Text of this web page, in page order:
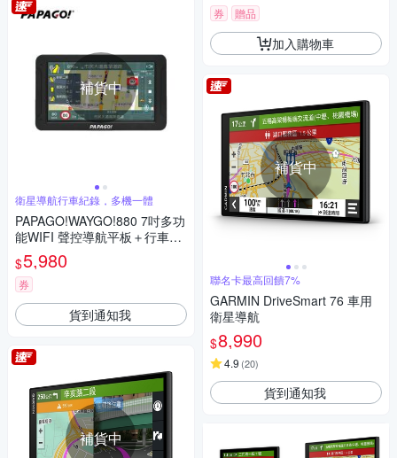
補貨中
衛星導航行車紀錄，多機一體
PAPAGO!WAYGO!880 7吋多功
能WIFI 聲控導航平板＋行車紀
錄器
$5,980
券
貨到通知我
補貨中
券 贈品
加入購物車
補貨中
聯名卡最高回饋7%
GARMIN DriveSmart 76 車用
衛星導航
$8,990
4.9 (20)
貨到通知我